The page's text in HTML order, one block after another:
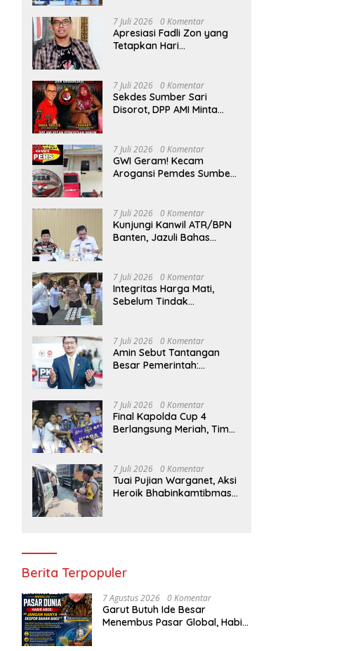
7 Juli 2026 0 Komentar
Apresiasi Fadli Zon yang
Tetapkan Hari
Hizkia: Pelaksanaan
Amanat Konstitusi
7 Juli 2026 0 Komentar
Sekdes Sumber Sari
Disorot, DPP AMI Minta
7 Juli 2026 0 Komentar
GWI Geram! Kecam
Arogansi Pemdes Sumber
Alergi Kritik Jurnalis
7 Juli 2026 0 Komentar
Kunjungi Kanwil ATR/BPN
Banten, Jazuli Bahas
Pertanian Rakyat
7 Juli 2026 0 Komentar
Integritas Harga Mati,
Sebelum Tindak
Anggota Bebas Narkotika
7 Juli 2026 0 Komentar
Amin Sebut Tantangan
Besar Pemerintah:
Konsumen, tapi Dorong
Banyak Pelaku Usaha
Digital
7 Juli 2026 0 Komentar
Final Kapolda Cup 4
Berlangsung Meriah, Tim
7 Juli 2026 0 Komentar
Tuai Pujian Warganet, Aksi
Heroik Bhabinkamtibmas
Berita Terpopuler
7 Agustus 2026 0 Komentar
Garut Butuh Ide Besar
Menembus Pasar Global, Habib